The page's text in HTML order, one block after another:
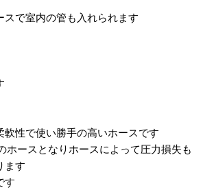
で室内の管も入れられます
性で使い勝手の高いホースです
ホースとなりホースによって圧力損失も
ます
す